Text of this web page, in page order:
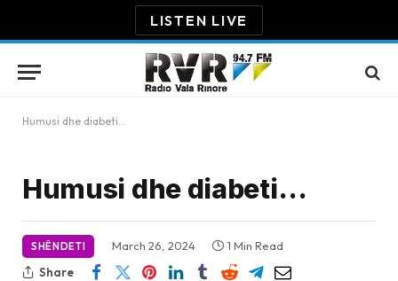
LISTEN LIVE
Humusi dhe diabeti…
Humusi dhe diabeti…
SHËNDETI March 26, 2024
1 Min Read
Share